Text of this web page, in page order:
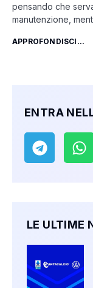
pensando che
manutenzione,
APPROFONDISCI...
ENTRA
LE ULTIME